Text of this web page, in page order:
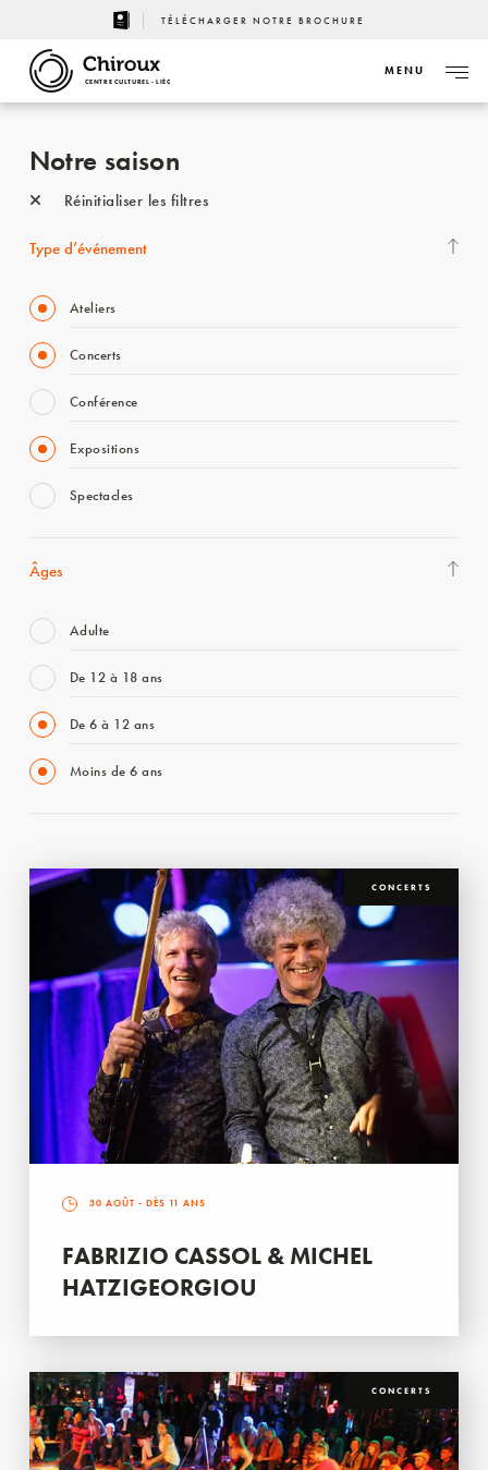
TÉLÉCHARGER NOTRE BROCHURE
CENTRE CULTUREL - LIÈGE
MENU
Notre saison
Réinitialiser les filtres
Type d’événement
Ateliers
Concerts
Conférence
Expositions
Spectacles
Âges
Adulte
De 12 à 18 ans
De 6 à 12 ans
Moins de 6 ans
CONCERTS
30 AOÛT - DÈS 11 ANS
FABRIZIO CASSOL & MICHEL
HATZIGEORGIOU
CONCERTS